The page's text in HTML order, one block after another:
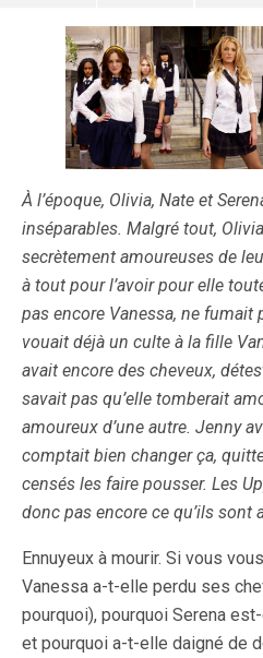
À l’époque, Olivia, Nate et
inséparables. Malgré tout,
secrètement amoureuses de
à tout pour l’avoir pour elle
pas encore Vanessa, ne fumait
vouait déjà un culte à la fille
avait encore des cheveux,
savait pas qu’elle tomberait
amoureux d’une autre. Jenny
comptait bien changer ça,
censés les faire pousser. Les
donc pas encore ce qu’ils sont
Ennuyeux à mourir. Si vous
Vanessa a-t-elle perdu ses
pourquoi), pourquoi Serena
et pourquoi a-t-elle daigné de